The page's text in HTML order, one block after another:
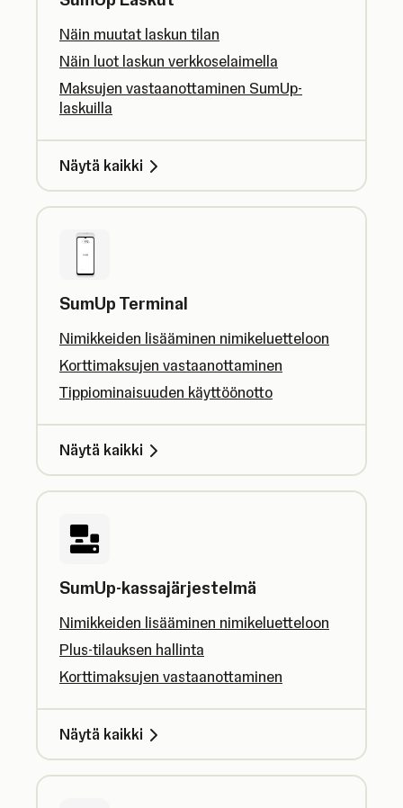
Näin muutat laskun tilan
Näin luot laskun verkkoselaimella
Maksujen vastaanottaminen SumUp-
laskuilla
Näytä kaikki
SumUp Terminal
Nimikkeiden lisääminen nimikeluetteloon
Korttimaksujen vastaanottaminen
Tippiominaisuuden käyttöönotto
Näytä kaikki
SumUp-kassajärjestelmä
Nimikkeiden lisääminen nimikeluetteloon
Plus-tilauksen hallinta
Korttimaksujen vastaanottaminen
Näytä kaikki